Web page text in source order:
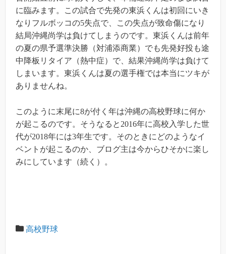
に臨みます。この試合で先発の東浜くんは初回にいき
なりフルボッコの5失点で、この失点が致命傷になり
結局沖縄尚学は負けてしまうのです。東浜くんは前年
の夏の県予選準決勝（対浦添商業）でも先発好投も途
中降板リタイア（熱中症）で、結果沖縄尚学は負けて
しまいます。東浜くんは夏の選手権では本当にツキが
ありませんね。
このように末尾に8が付く年は沖縄の高校野球に何か
が起こるのです。そうなると2016年に高校入学した世
代が2018年には3年生です。そのときにどのようなイ
ベントが起こるのか、ブログ主は今からひそかに楽し
みにしています（続く）。
高校野球